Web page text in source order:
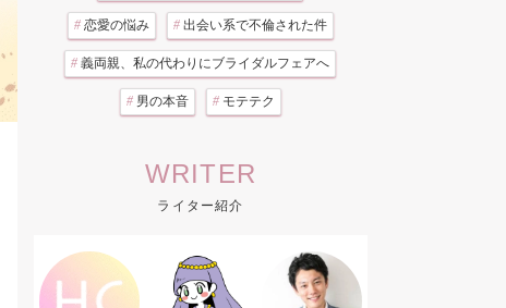
# 恋愛の悩み # 出会い系で不倫された件
# 義両親、私の代わりにブライダルフェアへ
# 男の本音 # モテテク
WRITER
ライター紹介